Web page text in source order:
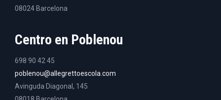
08024 Barcelona
Centro en Poblenou
698 90 42 45
poblenou@allegrettoescola.com
Avinguda Diagonal, 145